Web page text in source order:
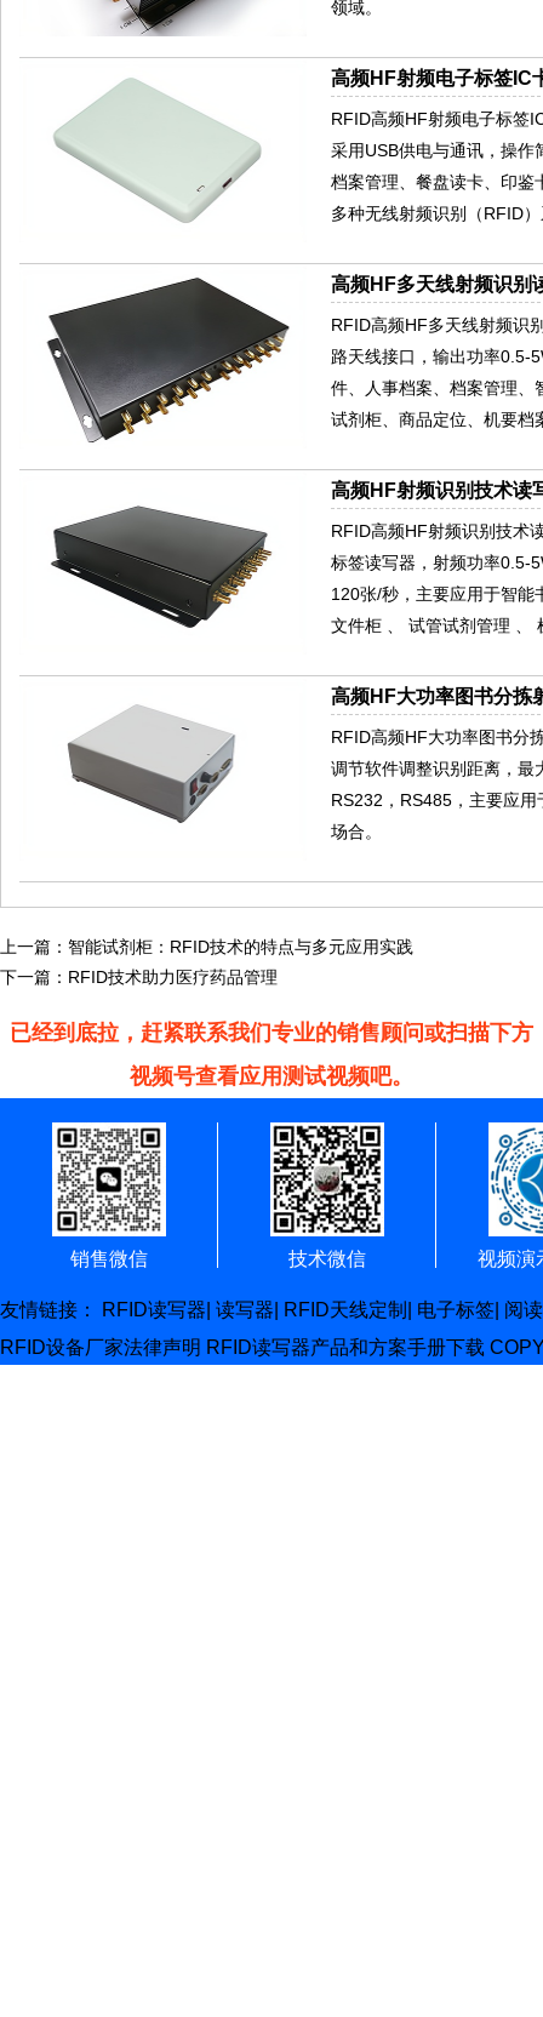
领域。
高频HF射频电子标签IC
RFID高频HF射频电子标签
采用USB供电与通讯，操
档案管理、餐盘读卡、印鉴
多种无线射频识别（RFID
高频HF多天线射频识别
RFID高频HF多天线射频识
路天线接口，输出功率0.5-
件、人事档案、档案管理、
试剂柜、商品定位、机要档
高频HF射频识别技术读
RFID高频HF射频识别技术
标签读写器，射频功率0.5-
120张/秒，主要应用于智能
文件柜 、 试管试剂管理 、
高频HF大功率图书分拣
RFID高频HF大功率图书分
调节软件调整识别距离，最
RS232，RS485，主要应
场合。
上一篇： 智能试剂柜：RFID技术的特点与多元应用实践
下一篇： RFID技术助力医疗药品管理
已经到底拉，赶紧联系我们专业的销售顾问或扫描下方
视频号查看应用测试视频吧。
销售微信 技术微信 视频演
友情链接： RFID读写器 读写器 RFID天线定制 电子标签 阅
RFID设备厂家法律声明 RFID读写器产品和方案手册下载